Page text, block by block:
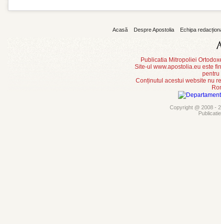
Acasă Despre Apostolia Echipa
Publicatia Mitropoliei
Site-ul www.apostolia.eu este
pentru
Conținutul acestui website nu
Copyright @ 2008 -